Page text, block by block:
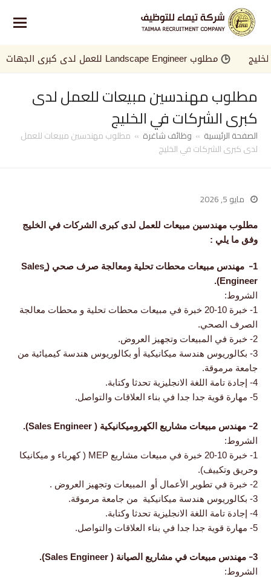
مطلوب Landscape Engineer للعمل لدى كبرى الجهات في الخليج
مطلوب مهندسين مبيعات للعمل لدى
كبرى الشركات في الخليج
الصفحة الرئيسية » وظائف شاغرة » مطلوب مهندسين مبيعات للعمل
لدى كبرى الشركات في الخليج
مايو 5, 2026
مطلوب مهندسين مبيعات للعمل لدى كبرى الشركات في الخليج
وفق ما يلي :
1
​-
مهندس مبيعات محطات تحلية ومعالجة صرف صحي ( ٍSales
Engineer).
الشروط:
1- خبرة 10-20 خبرة في مبيعات محطات تحلية و محطات معالجة
الصرف الصحي.
2- خبرة في المبيعات وتجهيز العروض.
3- بكالوريوس هندسة ميكانيكية أو بكالوريوس هندسة كيميائية من
جامعة مرموقة.
4- إجادة تامة اللغة الانجليزية تحدثا وكتابة.
5- مهارة قوية جدا جدا في بناء العلاقات والتواصل.
2
​- مهندس مبيعات مشاريع الكهروميكانيكية ( Sales Engineer).
الشروط:
1- خبرة 10-20 خبرة في مبيعات مشاريع MEP ( كهرباء و ميكانيكا
وحريق وتكييف).
2- خبرة في تطوير الأعمال أو
​ المبيعات وتجهيز العروض .
3- بكالوريوس هندسة ميكانيكية من جامعة مرموقة.
4- إجادة تامة اللغة الانجليزية تحدثا وكتابة.
5- مهارة قوية جدا جدا في بناء العلاقات والتواصل.
3
​- مهندس مبيعات في مشاريع الصيانة ( Sales Engineer).
الشروط: